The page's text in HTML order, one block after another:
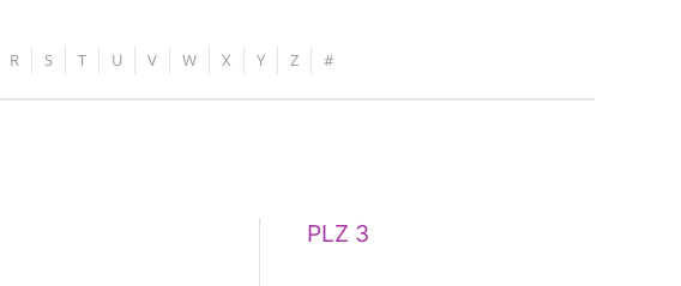
R S T U V W X Y Z #
PLZ 3